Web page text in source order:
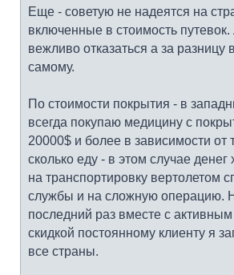
Еще - советую не надеятся на
включенные в стоимость
вежливо отказаться а за
самому.
По стоимости покрытия - в
всегда покупаю медицину с
20000$ и более в зависимости от
сколько еду - в этом случае денег
на транспортировку вертолетом
службы и на сложную операцию.
последний раз вместе с
скидкой постоянному клиенту я
все страны.